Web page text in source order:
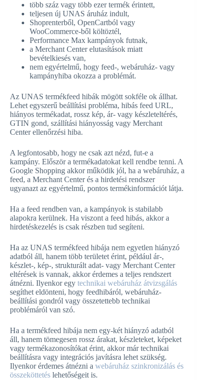
több száz vagy több ezer termék érintett,
teljesen új UNAS áruház indult,
Shoprenterből, OpenCartból vagy
WooCommerce-ből költöztél,
Performance Max kampányok futnak,
a Merchant Center elutasítások miatt
bevételkiesés van,
nem egyértelmű, hogy feed-, webáruház- vagy
kampányhiba okozza a problémát.
Az UNAS termékfeed hibák mögött sokféle ok állhat.
Lehet egyszerű beállítási probléma, hibás feed URL,
hiányos termékadat, rossz kép, ár- vagy készleteltérés,
GTIN gond, szállítási hiányosság vagy Merchant
Center ellenőrzési hiba.
A legfontosabb, hogy ne csak azt nézd, fut-e a
kampány. Először a termékadatokat kell rendbe tenni. A
Google Shopping akkor működik jól, ha a webáruház, a
feed, a Merchant Center és a hirdetési rendszer
ugyanazt az egyértelmű, pontos termékinformációt látja.
Ha a feed rendben van, a kampányok is stabilabb
alapokra kerülnek. Ha viszont a feed hibás, akkor a
hirdetéskezelés is csak részben tud segíteni.
Ha az UNAS termékfeed hibája nem egyetlen hiányzó
adatból áll, hanem több területet érint, például ár-,
készlet-, kép-, strukturált adat- vagy Merchant Center
eltérések is vannak, akkor érdemes a teljes rendszert
átnézni. Ilyenkor egy technikai webáruház átvizsgálás
segíthet eldönteni, hogy feedhibáról, webáruház-
beállítási gondról vagy összetettebb technikai
problémáról van szó.
Ha a termékfeed hibája nem egy-két hiányzó adatból
áll, hanem tömegesen rossz árakat, készleteket, képeket
vagy termékazonosítókat érint, akkor már technikai
beállításra vagy integrációs javításra lehet szükség.
Ilyenkor érdemes átnézni a webáruház szinkronizálás és
összeköttetés lehetőségeit is.